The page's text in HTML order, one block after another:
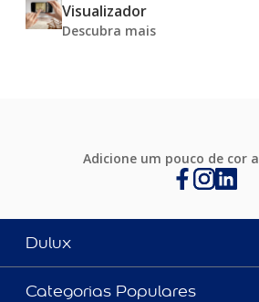
Visualizador
Descubra mais
Adicione um pouco de cor
Dulux
Categorias Populares